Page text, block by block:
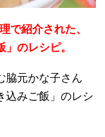
で紹介された、
のレシピ。
脇元かな子さん
込みご飯」のレシ